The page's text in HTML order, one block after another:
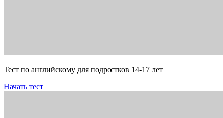
Тест по английскому для подростков 14-17 лет
Начать тест